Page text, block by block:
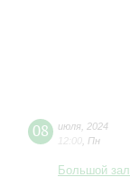
08 июля 2024
12:00 Пн
Большой зал